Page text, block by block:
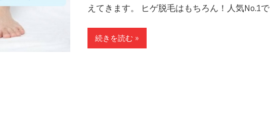
えてきます。 ヒゲ脱毛はもちろん！人気No.1で
続きを読む »